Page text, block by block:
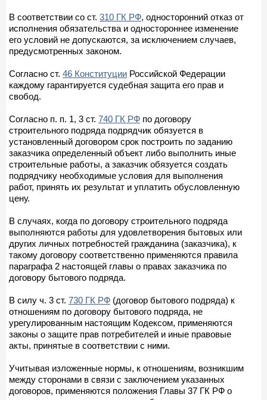
В соответствии со ст. 310 ГК РФ, односторонний отказ от
исполнения обязательства и одностороннее изменение
его условий не допускаются, за исключением случаев,
предусмотренных законом.
Согласно ст. 46 Конституции Российской Федерации
каждому гарантируется судебная защита его прав и
свобод.
Согласно п. п. 1, 3 ст. 740 ГК РФ по договору
строительного подряда подрядчик обязуется в
установленный договором срок построить по заданию
заказчика определенный объект либо выполнить иные
строительные работы, а заказчик обязуется создать
подрядчику необходимые условия для выполнения
работ, принять их результат и уплатить обусловленную
цену.
В случаях, когда по договору строительного подряда
выполняются работы для удовлетворения бытовых или
других личных потребностей гражданина (заказчика), к
такому договору соответственно применяются правила
параграфа 2 настоящей главы о правах заказчика по
договору бытового подряда.
В силу ч. 3 ст. 730 ГК РФ (договор бытового подряда) к
отношениям по договору бытового подряда, не
урегулированным настоящим Кодексом, применяются
законы о защите прав потребителей и иные правовые
акты, принятые в соответствии с ними.
Учитывая изложенные нормы, к отношениям, возникшим
между сторонами в связи с заключением указанных
договоров, применяются положения Главы 37 ГК РФ о